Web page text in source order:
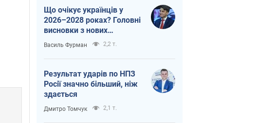
Що очікує українців у
2026–2028 роках? Головні
висновки з нових
прогнозів від НБУ
Василь Фурман 2,2 т.
Результат ударів по НПЗ
Росії значно більший, ніж
здається
Дмитро Томчук 2,1 т.